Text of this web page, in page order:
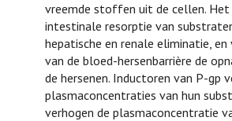
vreemde stoffen uit de cellen. Het
intestinale resorptie van
hepatische en renale eliminatie,
van de bloed-hersenbarrière de
de hersenen. Inductoren van P-gp
plasmaconcentraties van hun
verhogen de plasmaconcentratie